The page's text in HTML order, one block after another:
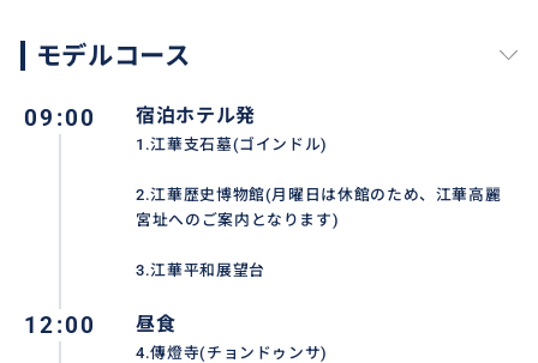
🎈江華支石墓(世界遺産)
ほど。その中でも韓国では約3万基が確認されており、
世界でも有数の支石墓遺跡群地として有名です。
🎈江華歴史博物館(月曜日休館)
た公立博物館です。
🎈江華平和展望台
モデルコース
09:00 宿泊ホテル発
1.江華支石墓(ゴインドル)
2.江華歴史博物館(月曜日は休館のため、江華高麗
宮址へのご案内となります)
3.江華平和展望台
12:00 昼食
4.傳燈寺(チョンドゥンサ)